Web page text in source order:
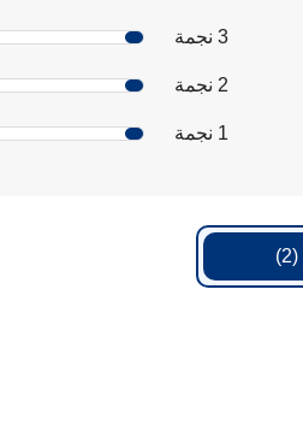
3 نجمة
2 نجمة
1 نجمة
(2)